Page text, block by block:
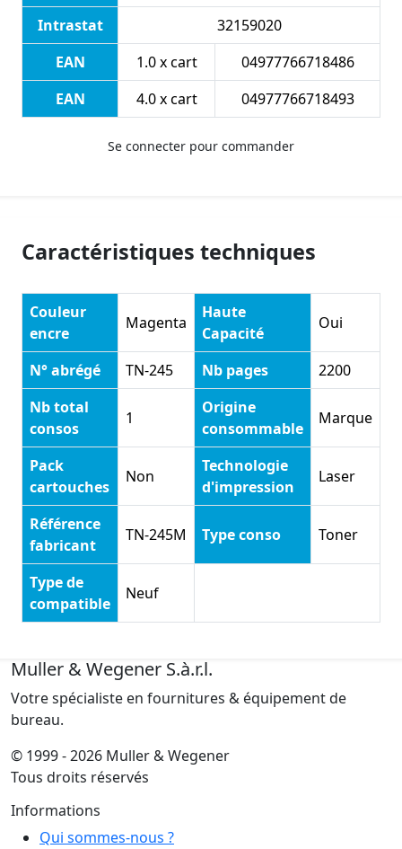
Intrastat
32159020
EAN
1.0 x cart
04977766718486
EAN
4.0 x cart 04977766718493
Se connecter pour commander
Caractéristiques techniques
Couleur
encre
Magenta
Haute
Capacité
Oui
N° abrégé TN-245 Nb pages
2200
Nb total
consos
1
Origine
consommable
Marque
Pack
cartouches
Non
Technologie
d'impression
Laser
Référence
fabricant
TN-245M Type conso Toner
Type de
compatible
Neuf
Muller & Wegener S.à.r.l.
Votre spécialiste en fournitures & équipement de
bureau.
© 1999 - 2026 Muller & Wegener
Tous droits réservés
Informations
Qui sommes-nous ?